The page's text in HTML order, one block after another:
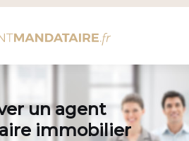
un agent
immobilier